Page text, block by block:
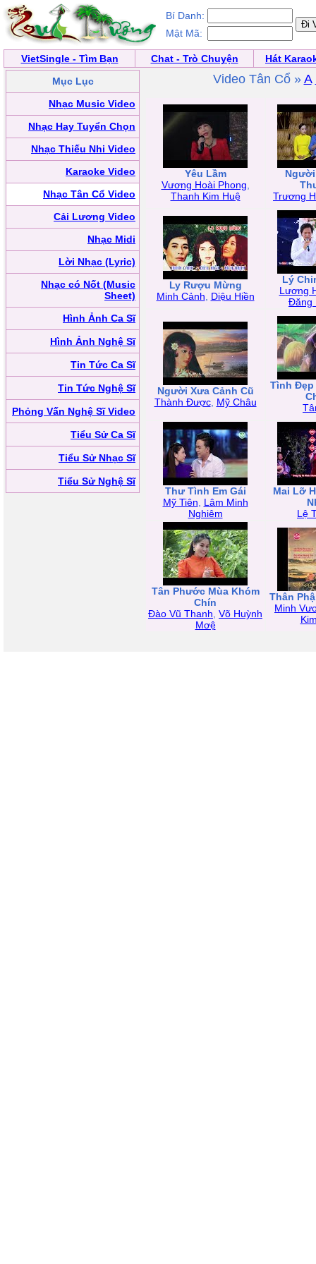
Bí Danh:
Mật Mã:
VietSingle - Tìm Bạn Chat - Trò Chuyện
Hát
Mục Lục
Nhạc Music Video
Nhạc Hay Tuyển Chọn
Nhạc Thiếu Nhi Video
Karaoke Video
Nhạc Tân Cổ Video
Cải Lương Video
Nhạc Midi
Lời Nhạc (Lyric)
Nhạc có Nốt (Music
Sheet)
Hình Ảnh Ca Sĩ
Hình Ảnh Nghệ Sĩ
Tin Tức Ca Sĩ
Tin Tức Nghệ Sĩ
Phỏng Vấn Nghệ Sĩ Video
Tiểu Sử Ca Sĩ
Tiểu Sử Nhạc Sĩ
Tiểu Sử Nghệ Sĩ
Video Tân Cổ » A
Yêu Lầm
Vương Hoài Phong
Thanh Kim Huệ
Trương
Ly Rượu Mừng
Minh Cảnh
Diệu Hiền
Lý
Lương
Đăng
Người Xưa Cảnh Cũ
Thành Được, Mỹ Châu
Tình Đẹp
Thư Tình Em Gái
Mỹ Tiên
Lâm Minh
Nghiêm
Mai Lỡ
Lệ
Tân Phước Mùa Khóm
Chín
Đào Vũ Thanh Võ Huỳnh
Mơệ
Thân
Minh